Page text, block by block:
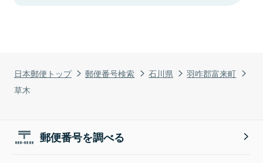
日本郵便トップ 郵便番号検索 石川県
羽咋郡富来町
草木
郵便番号を調べる